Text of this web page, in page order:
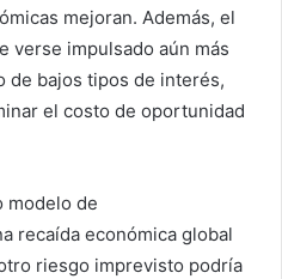
mejoran. Además, el
verse impulsado aún más
de bajos tipos de interés,
el costo de oportunidad
modelo de
recaída económica global
riesgo imprevisto podría